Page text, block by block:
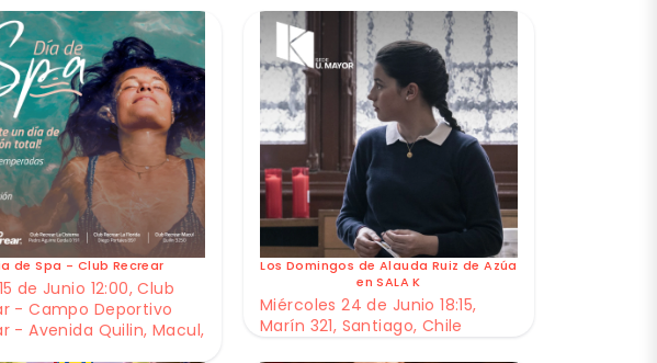
de Spa - Club Recrear
de Junio 12:00, Club
- Campo Deportivo
- Avenida Quilin, Macul,
Los Domingos de Alauda Ruiz de Azúa
en SALA K
Miércoles 24 de Junio 18:15,
Marín 321, Santiago, Chile